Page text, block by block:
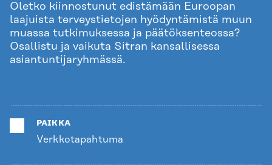
Oletko kiinnostunut edistämään Euroopan
laajuista terveystietojen hyödyntämistä muun
muassa tutkimuksessa ja päätöksenteossa?
Osallistu ja vaikuta Sitran kansallisessa
asiantuntijaryhmässä.
PAIKKA
Verkkotapahtuma